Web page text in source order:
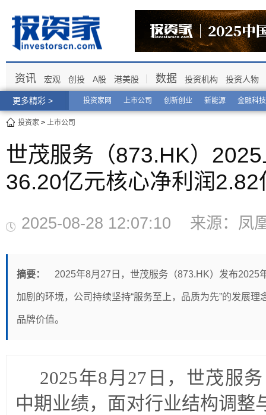
更多精彩 > 投资家网 上市公司 创新创业 新能源 金融科技
资讯 宏观 创投 A股 港美股 数据 投资机构 投资人物
投资家 > 上市公司
世茂服务（873.HK）
36.20亿元核心净利润2.82
2025-08-28 12:07:10 来源：
摘要： 2025年8月27日，世茂服务（873.HK）发布2025
加剧的环境，公司持续坚持“服务至上，品质为先”的发展
品牌价值。
2025年8月27日，世茂服
中期业绩，面对行业结构调整